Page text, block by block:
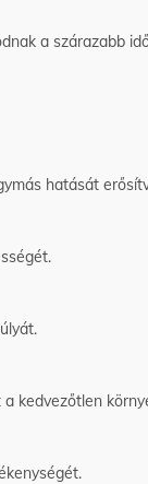
a szárazabb
hatását
kedvezőtlen